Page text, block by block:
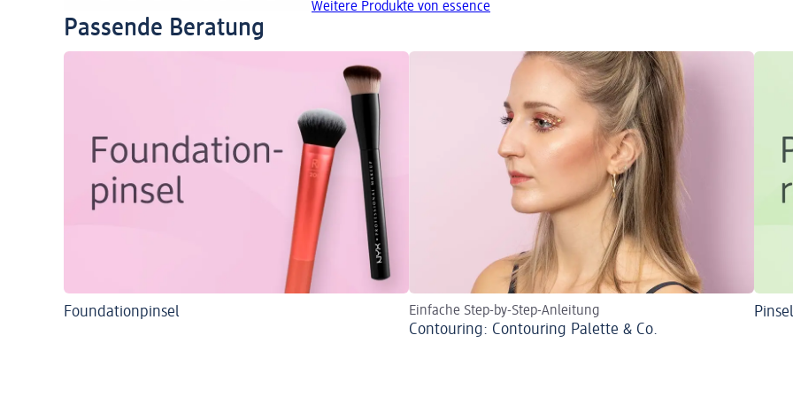
Weitere Produkte von essence
Passende Beratung
Foundationpinsel Einfache Step-by-Step-Anleitung
Contouring: Contouring Palette & Co.